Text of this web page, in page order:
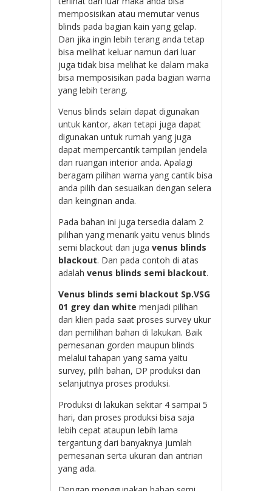
memposisikan atau memutar venus
blinds pada bagian kain yang gelap.
Dan jika ingin lebih terang anda tetap
bisa melihat keluar namun dari luar
juga tidak bisa melihat ke dalam maka
bisa memposisikan pada bagian warna
yang lebih terang.
Venus blinds selain dapat digunakan
untuk kantor, akan tetapi juga dapat
digunakan untuk rumah yang juga
dapat mempercantik tampilan jendela
dan ruangan interior anda. Apalagi
beragam pilihan warna yang cantik bisa
anda pilih dan sesuaikan dengan selera
dan keinginan anda.
Pada bahan ini juga tersedia dalam 2
pilihan yang menarik yaitu venus blinds
semi blackout dan jugavenus blinds
blackout. Dan pada contoh di atas
adalahvenus blinds semi blackout.
Venus blinds semi blackout Sp.VSG
01 grey dan white menjadi pilihan
dari klien pada saat proses survey ukur
dan pemilihan bahan di lakukan. Baik
pemesanan gorden maupun blinds
melalui tahapan yang sama yaitu
survey, pilih bahan, DP produksi dan
selanjutnya proses produksi.
Produksi di lakukan sekitar 4 sampai 5
hari, dan proses produksi bisa saja
lebih cepat ataupun lebih lama
tergantung dari banyaknya jumlah
pemesanan serta ukuran dan antrian
yang ada.